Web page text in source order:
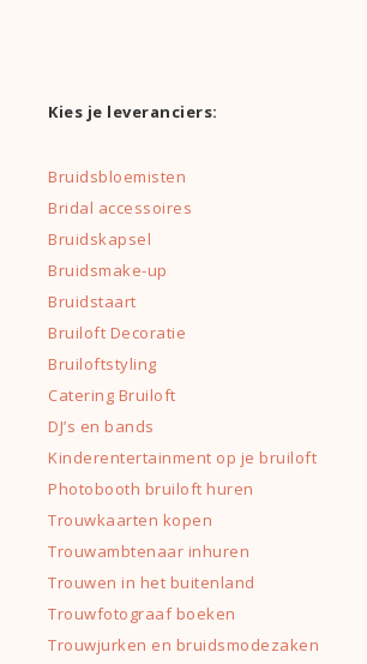
Kies je leveranciers:
Bruidsbloemisten
Bridal accessoires
Bruidskapsel
Bruidsmake-up
Bruidstaart
Bruiloft Decoratie
Bruiloftstyling
Catering Bruiloft
DJ’s en bands
Kinderentertainment op je bruiloft
Photobooth bruiloft huren
Trouwkaarten kopen
Trouwambtenaar inhuren
Trouwen in het buitenland
Trouwfotograaf boeken
Trouwjurken en bruidsmodezaken